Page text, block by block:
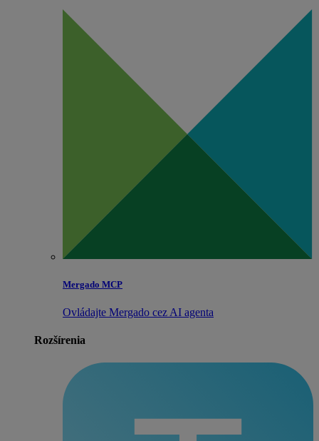
Mergado MCP
Ovládajte Mergado cez AI agenta
Rozšírenia